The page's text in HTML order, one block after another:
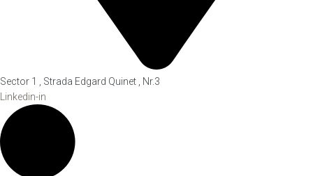
Sector 1 , Strada Edgard Quinet , Nr.3
Linkedin-in